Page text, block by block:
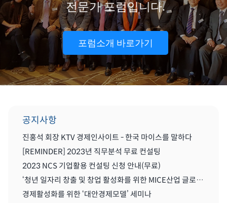
전문가 포럼입니다.
포럼소개 바로가기
공지사항
진홍석 회장 KTV 경제인사이트 - 한국 마이스를 말하다
[REMINDER] 2023년 직무분석 무료 컨설팅
2023 NCS 기업활용 컨설팅 신청 안내(무료)
‘청년 일자리 창출 및 창업 활성화를 위한 MICE산업 글로벌화를 위한 세미나'
경제활성화를 위한 ‘대안경제모델’ 세미나